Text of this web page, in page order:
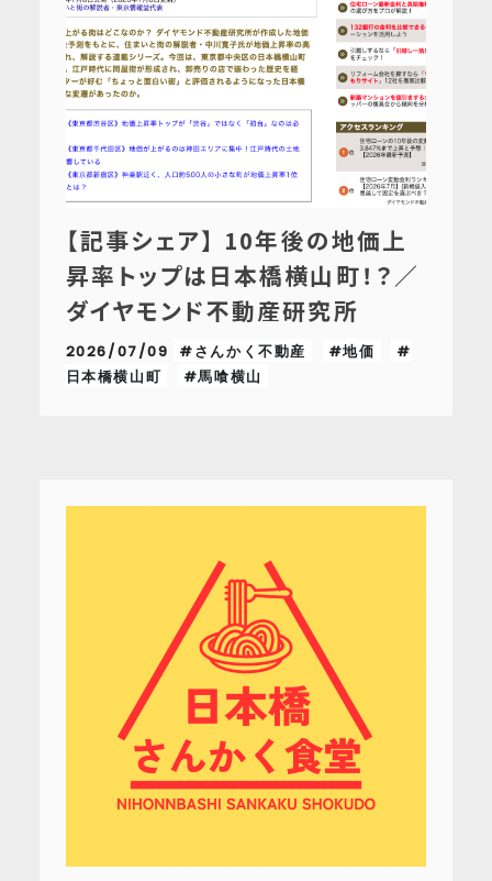
【記事シェア】 10年後の地価上
昇率トップは日本橋横山町！？／
ダイヤモンド不動産研究所
2026/07/09 #さんかく不動産 #地価
#
日本橋横山町
#馬喰横山